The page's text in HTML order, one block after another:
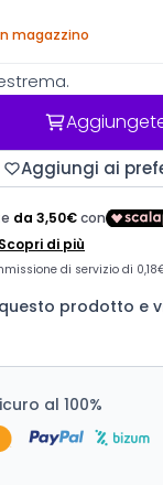
magazzino
Aggiungi ai
prodotto e
al 100%